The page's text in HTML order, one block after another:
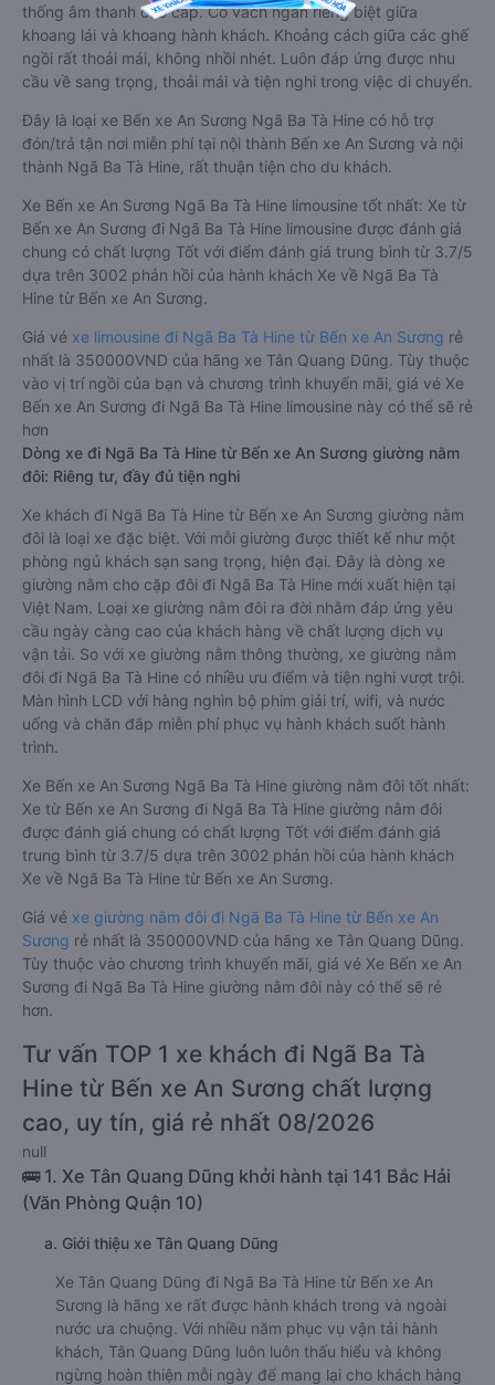
thống âm thanh cao cấp. Có vách ngăn riêng biệt giữa
khoang lái và khoang hành khách. Khoảng cách giữa các ghế
ngồi rất thoải mái, không nhồi nhét. Luôn đáp ứng được nhu
cầu về sang trọng, thoải mái và tiện nghi trong việc di chuyển.
Đây là loại xe Bến xe An Sương Ngã Ba Tà Hine có hỗ trợ
đón/trả tận nơi miễn phí tại nội thành Bến xe An Sương và nội
thành Ngã Ba Tà Hine, rất thuận tiện cho du khách.
Xe Bến xe An Sương Ngã Ba Tà Hine limousine tốt nhất: Xe từ
Bến xe An Sương đi Ngã Ba Tà Hine limousine được đánh giá
chung có chất lượng Tốt với điểm đánh giá trung bình từ 3.7/5
dựa trên 3002 phản hồi của hành khách Xe về Ngã Ba Tà
Hine từ Bến xe An Sương.
Giá vé xe limousine đi Ngã Ba Tà Hine từ Bến xe An Sương rẻ
nhất là 350000VND của hãng xe Tân Quang Dũng. Tùy thuộc
vào vị trí ngồi của bạn và chương trình khuyến mãi, giá vé Xe
Bến xe An Sương đi Ngã Ba Tà Hine limousine này có thể sẽ rẻ
hơn
Dòng xe đi Ngã Ba Tà Hine từ Bến xe An Sương giường nằm
đôi: Riêng tư, đầy đủ tiện nghi
Xe khách đi Ngã Ba Tà Hine từ Bến xe An Sương giường nằm
đôi là loại xe đặc biệt. Với mỗi giường được thiết kế như một
phòng ngủ khách sạn sang trọng, hiện đại. Đây là dòng xe
giường nằm cho cặp đôi đi Ngã Ba Tà Hine mới xuất hiện tại
Việt Nam. Loại xe giường nằm đôi ra đời nhằm đáp ứng yêu
cầu ngày càng cao của khách hàng về chất lượng dịch vụ
vận tải. So với xe giường nằm thông thường, xe giường nằm
đôi đi Ngã Ba Tà Hine có nhiều ưu điểm và tiện nghi vượt trội.
Màn hình LCD với hàng nghìn bộ phim giải trí, wifi, và nước
uống và chăn đắp miễn phí phục vụ hành khách suốt hành
trình.
Xe Bến xe An Sương Ngã Ba Tà Hine giường nằm đôi tốt nhất:
Xe từ Bến xe An Sương đi Ngã Ba Tà Hine giường nằm đôi
được đánh giá chung có chất lượng Tốt với điểm đánh giá
trung bình từ 3.7/5 dựa trên 3002 phản hồi của hành khách
Xe về Ngã Ba Tà Hine từ Bến xe An Sương.
Giá vé xe giường nằm đôi đi Ngã Ba Tà Hine từ Bến xe An
Sương rẻ nhất là 350000VND của hãng xe Tân Quang Dũng.
Tùy thuộc vào chương trình khuyến mãi, giá vé Xe Bến xe An
Sương đi Ngã Ba Tà Hine giường nằm đôi này có thể sẽ rẻ
hơn.
Tư vấn TOP 1 xe khách đi Ngã Ba Tà
Hine từ Bến xe An Sương chất lượng
cao, uy tín, giá rẻ nhất 08/2026
null
🚌 1. Xe Tân Quang Dũng khởi hành tại 141 Bắc Hải
(Văn Phòng Quận 10)
a. Giới thiệu xe Tân Quang Dũng
Xe Tân Quang Dũng đi Ngã Ba Tà Hine từ Bến xe An
Sương là hãng xe rất được hành khách trong và ngoài
nước ưa chuộng. Với nhiều năm phục vụ vận tải hành
khách, Tân Quang Dũng luôn luôn thấu hiểu và không
ngừng hoàn thiện mỗi ngày để mang lại cho khách hàng